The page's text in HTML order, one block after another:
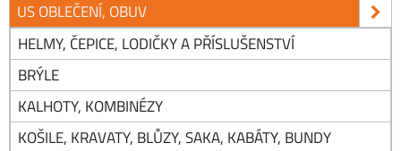
US OBLEČENÍ, OBUV
HELMY, ČEPICE, LODIČKY A PŘÍSLUŠENSTVÍ
BRÝLE
KALHOTY, KOMBINÉZY
KOŠILE, KRAVATY, BLŮZY, SAKA, KABÁTY, BUNDY